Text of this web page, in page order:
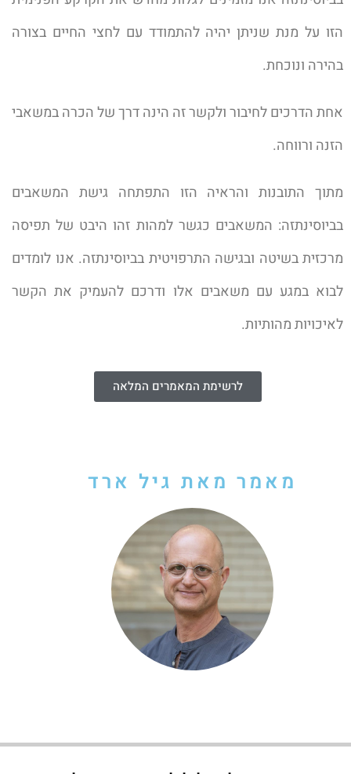
הזו על מנת שניתן יהיה להתמודד עם לחצי החיים בצורה
בהירה ונוכחת.
אחת הדרכים לחיבור ולקשר זה הינה דרך של הכרה במשאבי
הזנה ורווחה.
מתוך התובנות והראיה הזו התפתחה גישת המשאבים
בביוסינתזה: המשאבים כגשר למהות זהו היבט של תפיסה
מרכזית בשיטה ובגישה התרפויטית בביוסינתזה. אנו לומדים
לבוא במגע עם משאבים אלו ודרכם להעמיק את הקשר
לאיכויות מהותיות.
לרשימת המאמרים המלאה
מאמר מאת גיל ארד